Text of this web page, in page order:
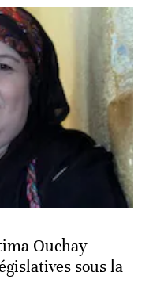
Ouchay
sous la